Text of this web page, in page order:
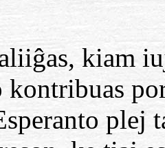
kiam
kontribuas
plej